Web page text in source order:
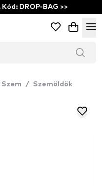
DROP-BAG >>
Szem / Szemöldök